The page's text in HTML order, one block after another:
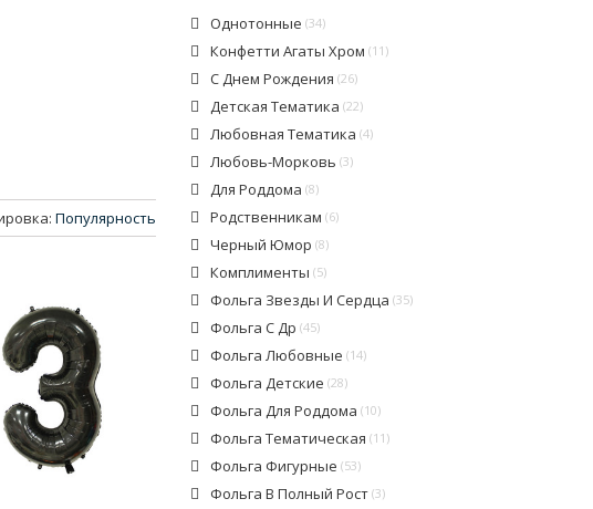
Однотонные (34)
Конфетти Агаты Хром (11)
С Днем Рождения (26)
Детская Тематика (22)
Любовная Тематика (4)
Любовь-Морковь (3)
Для Роддома (8)
Родственникам (6)
Черный Юмор (8)
Комплименты (5)
Фольга Звезды И Сердца (35)
Фольга С Др (45)
Фольга Любовные (14)
Фольга Детские (28)
Фольга Для Роддома (10)
Фольга Тематическая (11)
Фольга Фигурные (53)
Фольга В Полный Рост (3)
Популярность